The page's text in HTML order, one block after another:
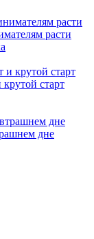
расти
старт
дне